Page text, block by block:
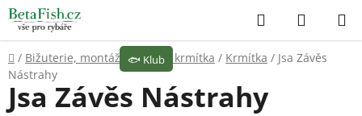
Přejít
na
obsah
Hledat
KOŠÍK
Domů
/ Bižuterie, montáže / Olova, krmítka / Krmítka / Jsa Závěs
Nástrahy
Jsa Závěs Nástrahy
🐟 Klub